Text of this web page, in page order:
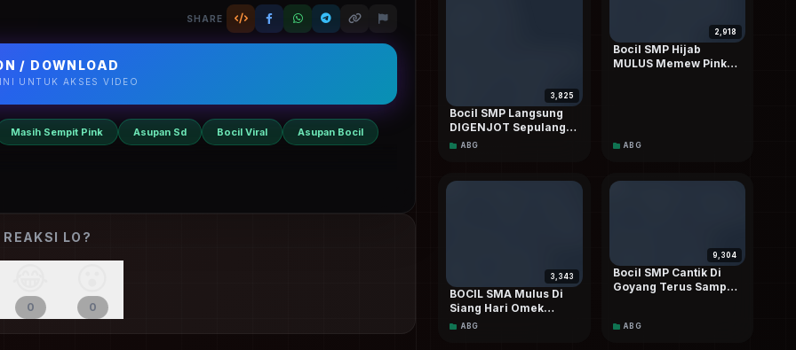
SHARE
/ DOWNLOAD
UNTUK AKSES VIDEO
Masih Sempit Pink Asupan Sd Bocil Viral Asupan Bocil
REAKSI LO?
0 0
3,825
Bocil SMP Langsung
DIGENJOT Sepulang
Sekolah Sampai Crotttt
ABG
2,918
Bocil SMP Hijab
MULUS Memew Pink
ABG
3,343
BOCIL SMA Mulus Di
Siang Hari Omek
Depan Rumah Sampai
ABG
9,304
Bocil SMP Cantik Di
Goyang Terus Sampai
ABG